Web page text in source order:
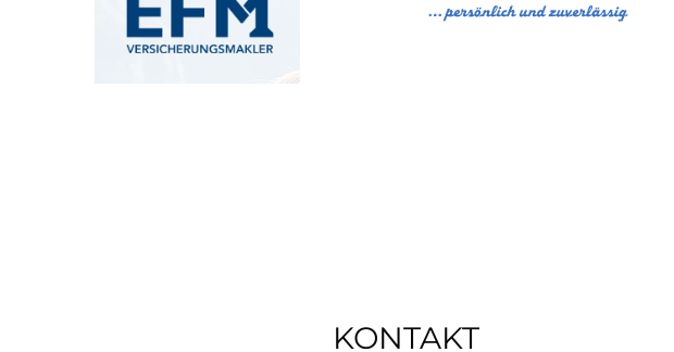
KONTAKT